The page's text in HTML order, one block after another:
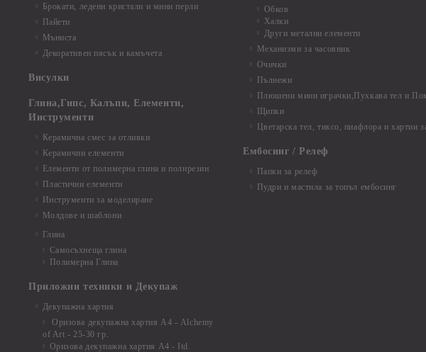
Брокати, ледени кристали и мини перли
Пайети
Мъниста
Декоративен пясък и камъчета
Висулки
Глина,Гипс, Калъпи, Елементи,
Инструменти
Керамична смес за отливки
Керамични елементи
Елементи от полимерна глина и полирезин
Пластични елементи
Инструменти за моделиране
Молдове и шаблони
Глина
Самосъхнеща глина
Полимерна Глина
Приложни техники и Декупаж
Декупажна хартия
Оризова декупажна хартия А4 - Alchemy
of Art - 25-30 гр.
Оризова декупажна хартия А4 - Itd.
Обков
Халки
Други метални елементи
Механизми за часовник
Очички
Пълнежи
Плюшени мини играчки,Пухкава тел и
Щипки
Цветарска тел, тиксо, пиафлора и хартии
Ембосинг / Релеф
Папки за релеф
Пудри и мастила за топъл ембосинг